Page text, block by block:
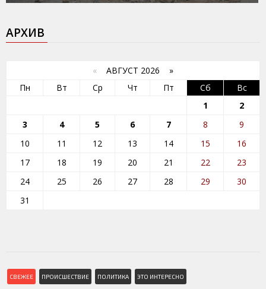
АРХИВ
« АВГУСТ 2026 »
Пн
Вт Ср Чт Пт Сб
Вс
1
2
3
4 5 6 7 8
9
10
11 12 13 14 15
16
17
18 19 20 21 22
23
24
25 26 27 28 29
30
31
СВЕЖЕЕ ПРОИСШЕСТВИЕ ПОЛИТИКА ЭТО ИНТЕРЕСНО